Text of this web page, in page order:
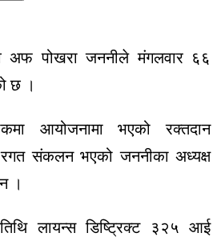
अफ पोखरा जननीले मंगलवार ६६
छ ।
आयोजनामा भएको
रक्तदान
रगत संकलन भएको जननीकाअध्यक्ष
।
लायन्स डिष्ट्रिक्ट ३२५ आई